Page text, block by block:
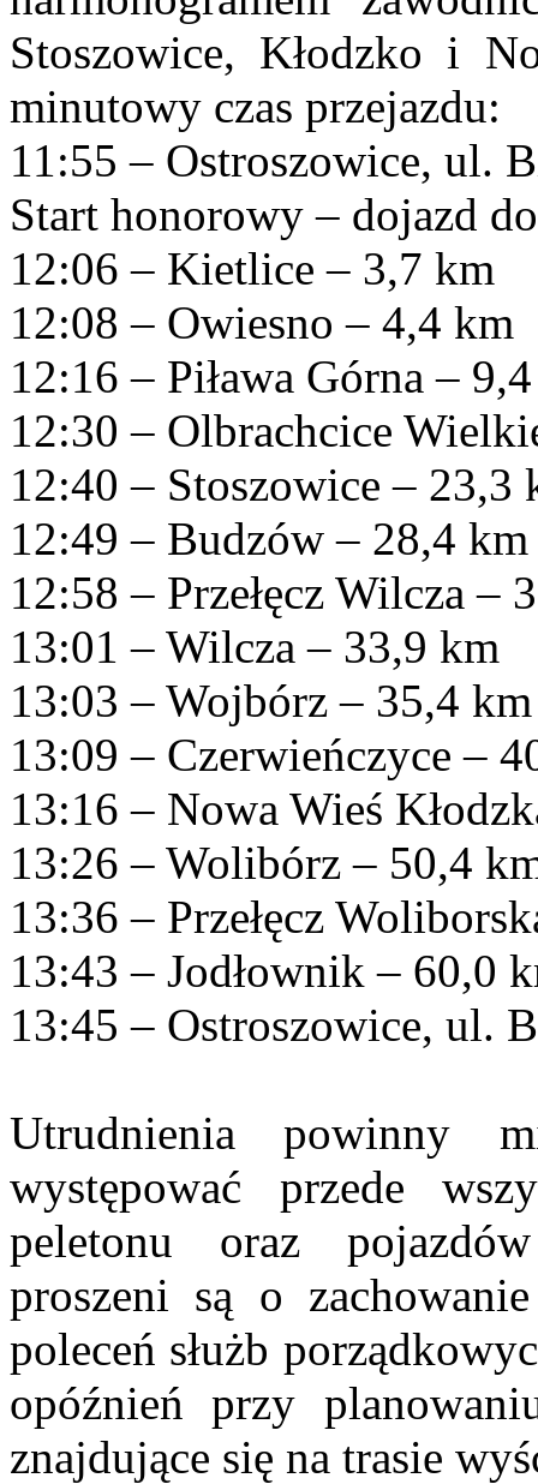
Stoszowice, Kłodzko i
minutowy czas przejazdu:
11:55 – Ostroszowice, ul.
Start honorowy – dojazd
12:06 – Kietlice – 3,7 km
12:08 – Owiesno – 4,4 km
12:16 – Piława Górna –
12:30 – Olbrachcice
12:40 – Stoszowice – 23,3
12:49 – Budzów – 28,4 km
12:58 – Przełęcz Wilcza –
13:01 – Wilcza – 33,9 km
13:03 – Wojbórz – 35,4 km
13:09 – Czerwieńczyce –
13:16 – Nowa Wieś
13:26 – Wolibórz – 50,4
13:36 – Przełęcz
13:43 – Jodłownik – 60,0
13:45 – Ostroszowice, ul.
Utrudnienia powinny
występować przede
peletonu oraz
proszeni są o
poleceń służb
opóźnień przy
znajdujące się na trasie